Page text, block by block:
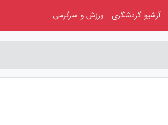
آرشیو گردشگری ورزش و سرگرمی